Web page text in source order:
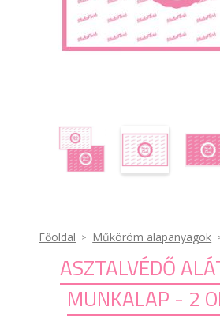
Főoldal Műköröm alapanyagok
ASZTALVÉDŐ
MUNKALAP - 2